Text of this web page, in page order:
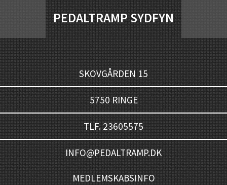
PEDALTRAMP SYDFYN
SKOVGÅRDEN 15
5750 RINGE
TLF. 23605575
INFO@PEDALTRAMP.DK
MEDLEMSKABSINFO